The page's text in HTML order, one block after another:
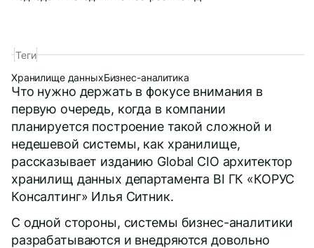
Теги
Хранилище данныхБизнес-аналитика
Что нужно держать в фокусе внимания в
первую очередь, когда в компании
планируется построение такой сложной и
недешевой системы, как хранилище,
рассказывает изданию Global CIO архитектор
хранилищ данных департамента BI ГК «КОРУС
Консалтинг» Илья Ситник.
С одной стороны, системы бизнес-аналитики
разрабатываются и внедряются довольно